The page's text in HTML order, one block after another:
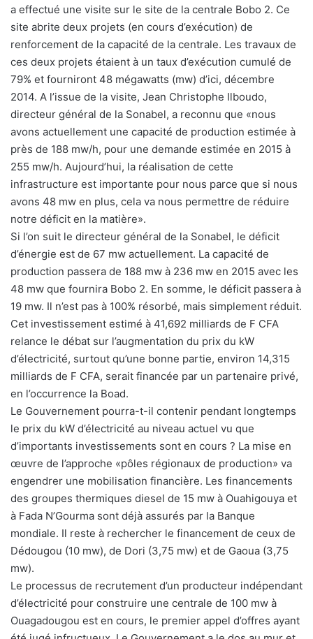
a effectué une visite sur le site de la centrale Bobo 2. Ce
site abrite deux projets (en cours d’exécution) de
renforcement de la capacité de la centrale. Les travaux de
ces deux projets étaient à un taux d’exécution cumulé de
79% et fourniront 48 mégawatts (mw) d’ici, décembre
2014. A l’issue de la visite, Jean Christophe Ilboudo,
directeur général de la Sonabel, a reconnu que «nous
avons actuellement une capacité de production estimée à
près de 188 mw/h, pour une demande estimée en 2015 à
255 mw/h. Aujourd’hui, la réalisation de cette
infrastructure est importante pour nous parce que si nous
avons 48 mw en plus, cela va nous permettre de réduire
notre déficit en la matière».
Si l’on suit le directeur général de la Sonabel, le déficit
d’énergie est de 67 mw actuellement. La capacité de
production passera de 188 mw à 236 mw en 2015 avec les
48 mw que fournira Bobo 2. En somme, le déficit passera à
19 mw. Il n’est pas à 100% résorbé, mais simplement réduit.
Cet investissement estimé à 41,692 milliards de F CFA
relance le débat sur l’augmentation du prix du kW
d’électricité, surtout qu’une bonne partie, environ 14,315
milliards de F CFA, serait financée par un partenaire privé,
en l’occurrence la Boad.
Le Gouvernement pourra-t-il contenir pendant longtemps
le prix du kW d’électricité au niveau actuel vu que
d’importants investissements sont en cours ? La mise en
œuvre de l’approche «pôles régionaux de production» va
engendrer une mobilisation financière. Les financements
des groupes thermiques diesel de 15 mw à Ouahigouya et
à Fada N’Gourma sont déjà assurés par la Banque
mondiale. Il reste à rechercher le financement de ceux de
Dédougou (10 mw), de Dori (3,75 mw) et de Gaoua (3,75
mw).
Le processus de recrutement d’un producteur indépendant
d’électricité pour construire une centrale de 100 mw à
Ouagadougou est en cours, le premier appel d’offres ayant